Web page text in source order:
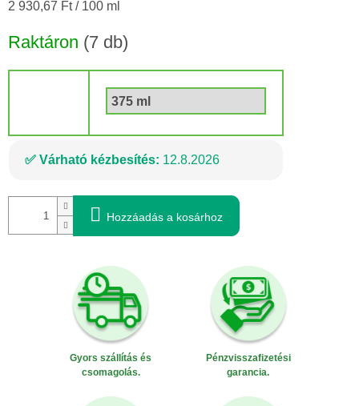
Egységár:
2 930,67 Ft / 100 ml
Raktáron (7 db)
Várható kézbesítés: 12.8.2026
Hozzáadás a kosárhoz
Gyors szállítás és
csomagolás.
Pénzvisszafizetési
garancia.